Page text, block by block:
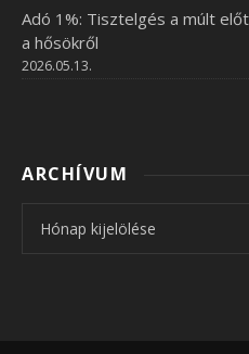
Adó 1%: Tisztelgés a múlt
a hősökről
2026.05.13.
ARCHÍVUM